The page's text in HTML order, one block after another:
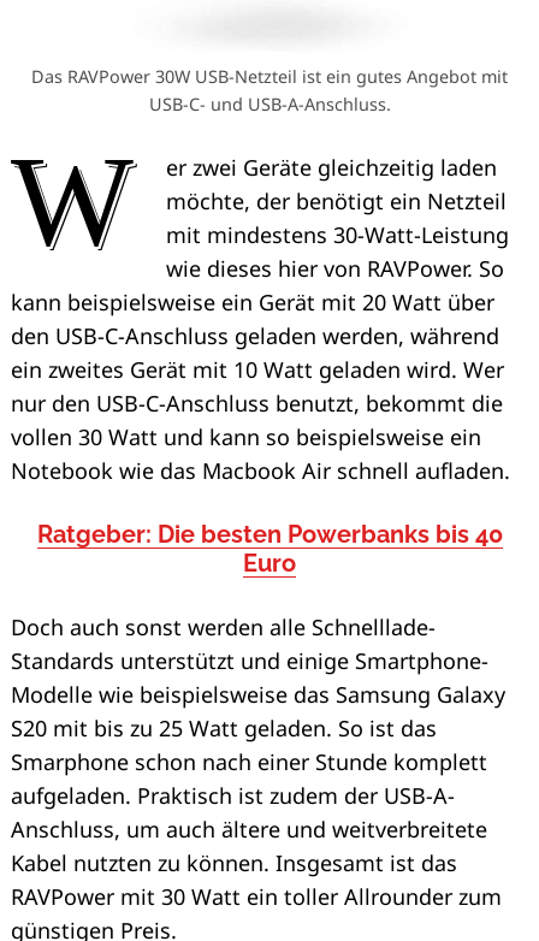
Das RAVPower 30W USB-Netzteil ist ein gutes Angebot mit
USB-C- und USB-A-Anschluss.
W
er zwei Geräte gleichzeitig laden
möchte, der benötigt ein Netzteil
mit mindestens 30-Watt-Leistung
wie dieses hier von RAVPower. So
kann beispielsweise ein Gerät mit 20 Watt über
den USB-C-Anschluss geladen werden, während
ein zweites Gerät mit 10 Watt geladen wird. Wer
nur den USB-C-Anschluss benutzt, bekommt die
vollen 30 Watt und kann so beispielsweise ein
Notebook wie das Macbook Air schnell aufladen.
Ratgeber: Die besten Powerbanks bis 40
Euro
Doch auch sonst werden alle Schnelllade-
Standards unterstützt und einige Smartphone-
Modelle wie beispielsweise das Samsung Galaxy
S20 mit bis zu 25 Watt geladen. So ist das
Smarphone schon nach einer Stunde komplett
aufgeladen. Praktisch ist zudem der USB-A-
Anschluss, um auch ältere und weitverbreitete
Kabel nutzten zu können. Insgesamt ist das
RAVPower mit 30 Watt ein toller Allrounder zum
günstigen Preis.